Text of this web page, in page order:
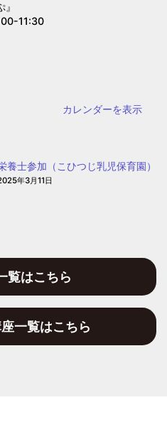
11:30
カレンダーを表示
養士参加（こひつじ乳児保育園）
年3月11日
覧はこちら
一覧はこちら